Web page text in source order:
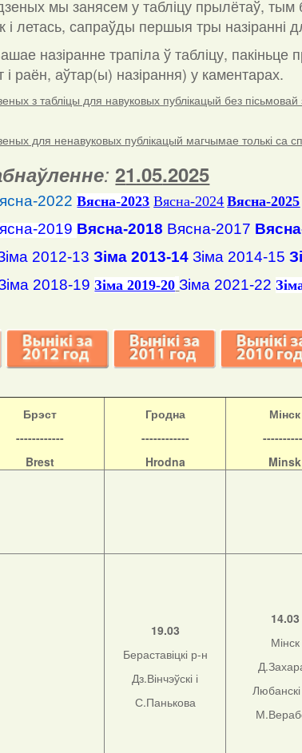
мы занясем у табліцу прылётаў, тым
летась, сапраўды першыя тры назіранні
назіранне трапіла ў табліцу,
і раён, аўтар(ы) назірання) у каментарах.
з табліцы для навуковых публікацый без пісьмовай
для ненавуковых публікацый магчымае толькі са
:21.05.2025
2022 Вясна-2023 Вясна-2024 Вясна-2025
2019 Вясна-2018 Вясна-2017
2012-13 Зіма 2013-14 Зіма 2014-15
2018-19 Зіма 2019-20 Зіма 2021-22
Брэст
------------
Brest
Гродна
------------
Hrodna
Мінск
Minsk
19.03
Бераставіцкі р-н
Дз.Вінчэўскі і
С.Панькова
14.03
Мінск